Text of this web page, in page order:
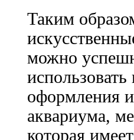
Таким
можно
оформления
аквариума,
которая